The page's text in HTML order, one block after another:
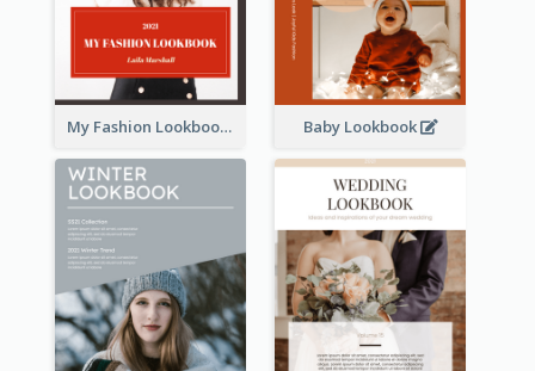
My Fashion Lookbook Baby Lookbook